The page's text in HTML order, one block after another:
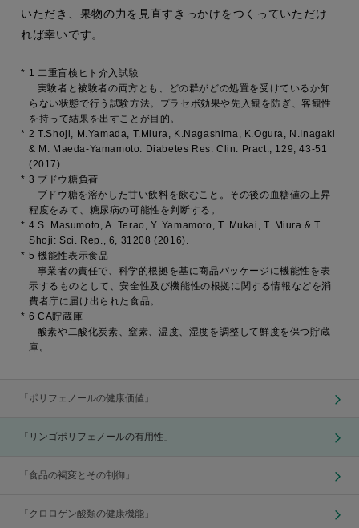
いただき、果物の力を見直すきっかけをつくっていただけ
れば幸いです。
* 1 二重盲検ヒト介入試験
実験者と被験者の両方とも、どの群がどの処置を受けているか知
らない状態で行う試験方法。プラセボ効果や先入観を防ぎ、客観性
を持って結果を出すことが目的。
* 2 T.Shoji, M.Yamada, T.Miura, K.Nagashima, K.Ogura, N.Inagaki
& M. Maeda-Yamamoto: Diabetes Res. Clin. Pract., 129, 43-51
(2017).
* 3 ブドウ糖負荷
ブドウ糖を溶かした甘い飲料を飲むこと。その後の血糖値の上昇
程度をみて、糖尿病の可能性を判断する。
* 4 S. Masumoto, A. Terao, Y. Yamamoto, T. Mukai, T. Miura & T.
Shoji: Sci. Rep., 6, 31208 (2016).
* 5 機能性表示食品
事業者の責任で、科学的根拠を基に商品パッケージに機能性を表
示するものとして、安全性及び機能性の根拠に関する情報などを消
費者庁に届け出られた食品。
* 6 CA貯蔵庫
酸素や二酸化炭素、窒素、温度、湿度を調整して鮮度を保つ貯蔵
庫。
「ポリフェノールの健康価値」
「リンゴポリフェノールの有用性」
「食品の褐変とその制御」
「クロロゲン酸類の健康機能」